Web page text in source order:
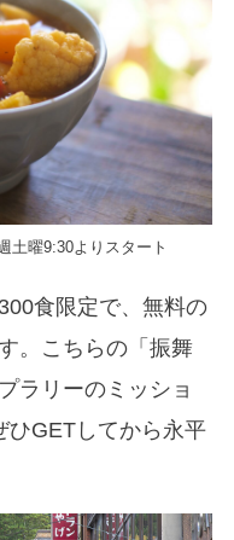
土曜9:30よりスタート
食限定で、無料の
。こちらの「振舞
ラリーのミッショ
ひGETしてから永平